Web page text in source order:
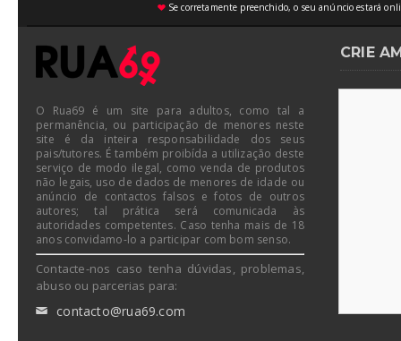
♥Se corretamente preenchido, o seu anúncio estará
O Rua69 é um site para adultos, como tal a
permanência, ou participação de menores neste
site é da inteira responsabilidade dos seus
pais/tutores. É também proibída a utilização deste
serviço de modo ilegal, como venda de produtos
não legais, uso de dados de menores de idade ou
anúncio de contactos falsos e fotos de outros
autores; tal prática será comunicada às
autoridades competentes. Caso tenha mais de 18
anos convidamo-lo a participar com bom senso.
Contacte-nos caso tenha dúvidas, problemas,
abuso ou parcerias para:
✉ contacto@rua69.com
CRIE